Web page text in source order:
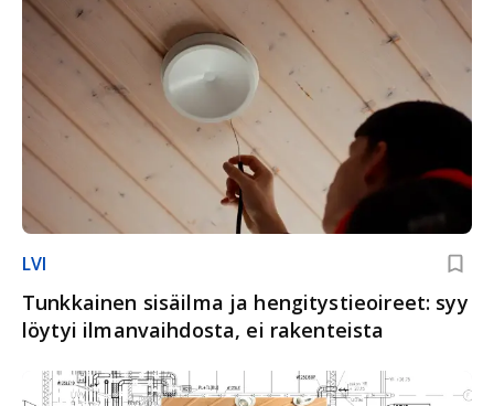
LVI
Tunkkainen sisäilma ja hengitystieoireet: syy
löytyi ilmanvaihdosta, ei rakenteista